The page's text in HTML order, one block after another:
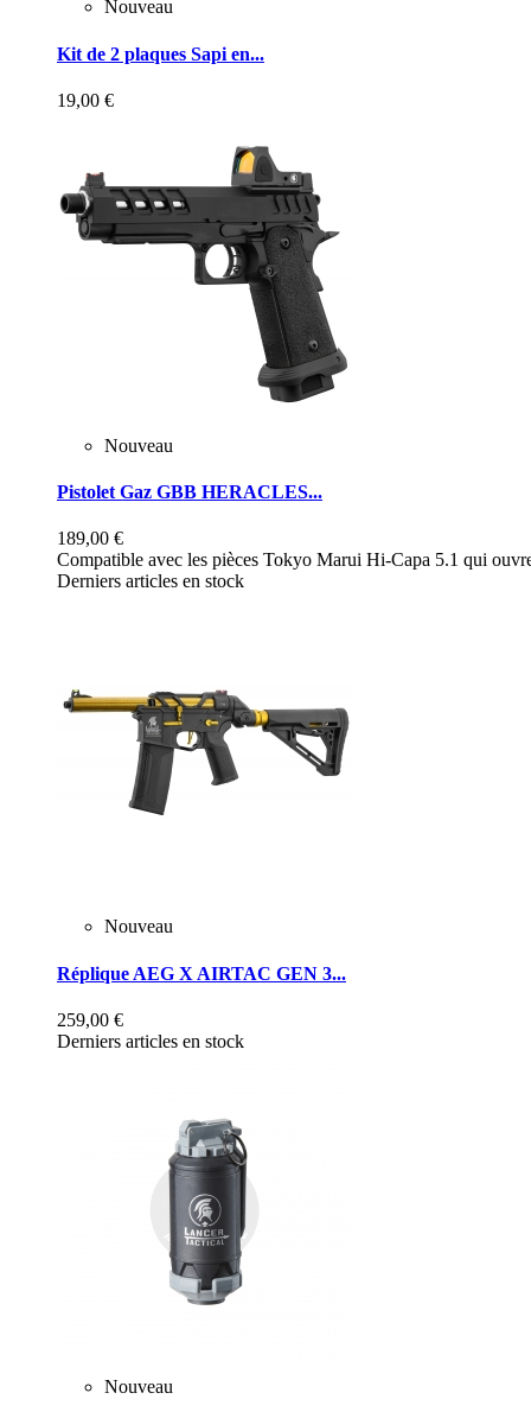
Nouveau
Kit de 2 plaques Sapi en...
19,00 €
Nouveau
Pistolet Gaz GBB HERACLES...
189,00 €
Compatible avec les pièces Tokyo Marui Hi-Capa 5.1 qui
Derniers articles en stock
Nouveau
Réplique AEG X AIRTAC GEN 3...
259,00 €
Derniers articles en stock
Nouveau